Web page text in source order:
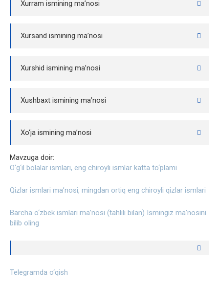
Xurram ismining ma’nosi
Xursand ismining ma’nosi
Xurshid ismining ma’nosi
Xushbaxt ismining ma’nosi
Xo‘ja ismining ma’nosi
Mavzuga doir:
O‘g‘il bolalar ismlari, eng chiroyli ismlar katta to‘plami
Qizlar ismlari ma’nosi, mingdan ortiq eng chiroyli qizlar ismlari
Barcha o‘zbek ismlari ma’nosi (tahlili bilan) Ismingiz ma’nosini
bilib oling
Telegramda o‘qish